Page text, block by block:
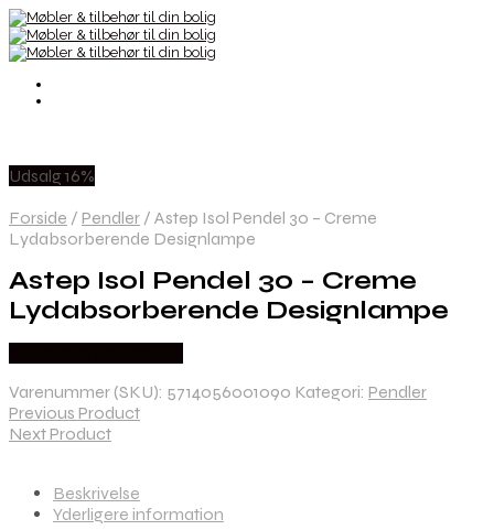
Udsalg 16%
Forside / Pendler / Astep Isol Pendel 30 – Creme
Lydabsorberende Designlampe
Astep Isol Pendel 30 – Creme
Lydabsorberende Designlampe
Varenummer (SKU): 5714056001090 Kategori: Pendler
Previous Product
Next Product
Beskrivelse
Yderligere information